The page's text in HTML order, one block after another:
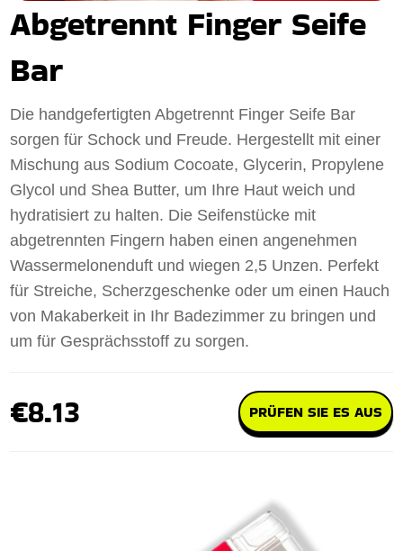
Abgetrennt Finger Seife
Bar
Die handgefertigten Abgetrennt Finger Seife Bar
sorgen für Schock und Freude. Hergestellt mit einer
Mischung aus Sodium Cocoate, Glycerin, Propylene
Glycol und Shea Butter, um Ihre Haut weich und
hydratisiert zu halten. Die Seifenstücke mit
abgetrennten Fingern haben einen angenehmen
Wassermelonenduft und wiegen 2,5 Unzen. Perfekt
für Streiche, Scherzgeschenke oder um einen Hauch
von Makaberkeit in Ihr Badezimmer zu bringen und
um für Gesprächsstoff zu sorgen.
€8.13 PRÜFEN SIE ES AUS